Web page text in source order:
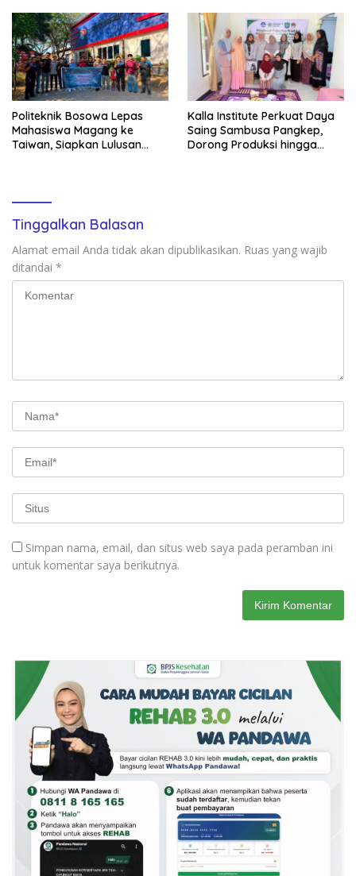
Politeknik Bosowa Lepas
Mahasiswa Magang ke
Taiwan, Siapkan Lulusan
Kalla Institute Perkuat Daya
Saing Sambusa Pangkep,
Dorong Produksi hingga
Tinggalkan Balasan
Alamat email Anda tidak akan dipublikasikan. Ruas yang wajib
ditandai *
Simpan nama, email, dan situs web saya pada peramban ini
untuk komentar saya berikutnya.